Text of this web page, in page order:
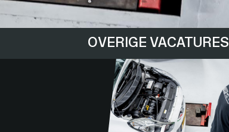
OVERIGE VACATURES